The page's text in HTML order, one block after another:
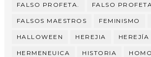
FALSO PROFETA. FALSO
FALSOS MAESTROS FEMINISMO
HALLOWEEN HEREJIA HEREJÍA
HERMENEUICA HISTORIA